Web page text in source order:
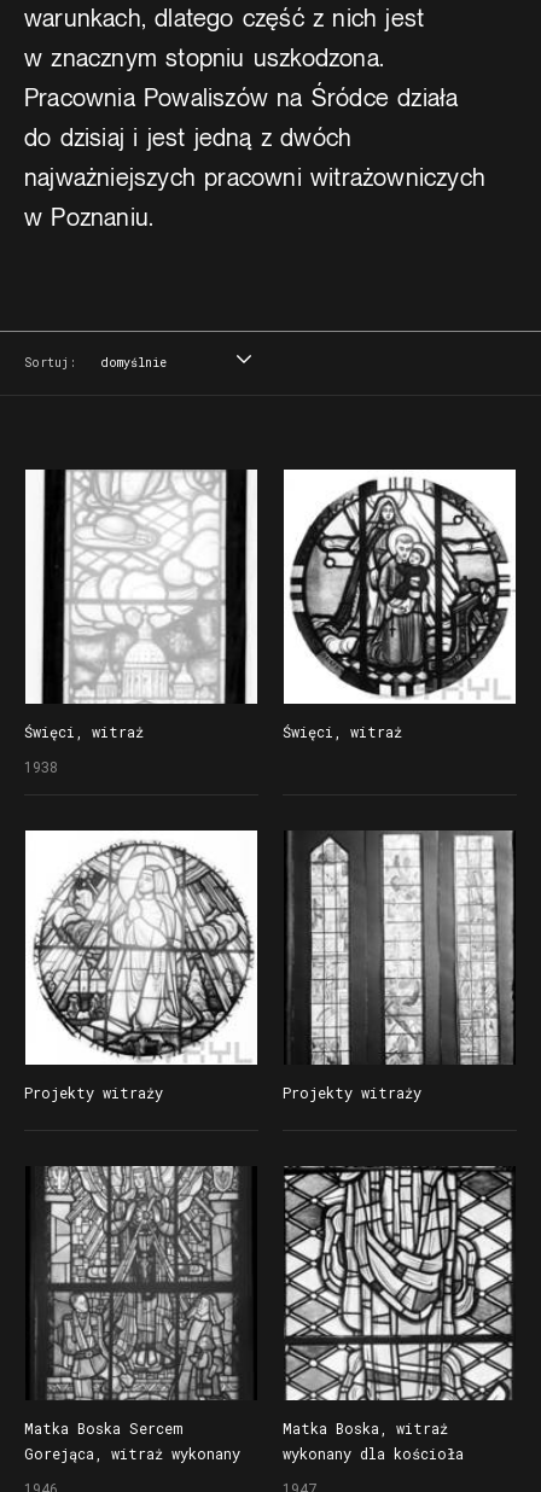
warunkach, dlatego część z nich jest
w znacznym stopniu uszkodzona.
Pracownia Powaliszów na Śródce działa
do dzisiaj i jest jedną z dwóch
najważniejszych pracowni witrażowniczych
w Poznaniu.
Sortuj:
domyślnie
Święci, witraż
1938
Święci, witraż
Projekty witraży Projekty witraży
Matka Boska Sercem
Gorejąca, witraż wykonany
1946
Matka Boska, witraż
wykonany dla kościoła
1947